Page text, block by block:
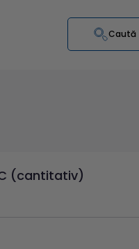
Caută
(cantitativ)